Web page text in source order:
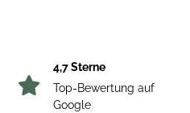
4,7 Sterne
Top-Bewertung auf
Google